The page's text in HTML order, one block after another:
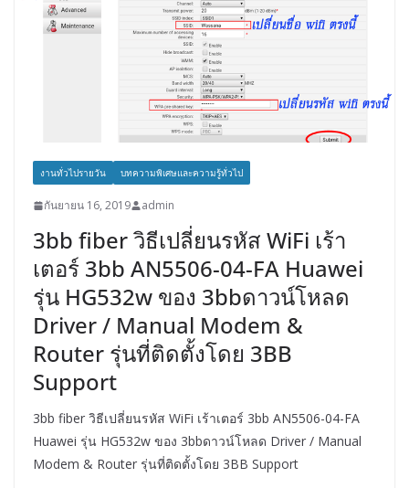
งานทั่วไปรายวัน บทความพิเศษและความรู้ทั่วไป
กันยายน 16, 2019 admin
3bb fiber วิธีเปลี่ยนรหัส WiFi เร้า
เตอร์ 3bb AN5506-04-FA Huawei
รุ่น HG532w ของ 3bbดาวน์โหลด
Driver / Manual Modem &
Router รุ่นที่ติดตั้งโดย 3BB
Support
3bb fiber วิธีเปลี่ยนรหัส WiFi เร้าเตอร์ 3bb AN5506-04-FA
Huawei รุ่น HG532w ของ 3bbดาวน์โหลด Driver / Manual
Modem & Router รุ่นที่ติดตั้งโดย 3BB Support